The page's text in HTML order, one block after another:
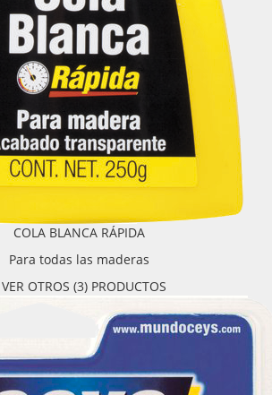
COLA BLANCA RÁPIDA
Para todas las maderas
OTROS (3) PRODUCTOS